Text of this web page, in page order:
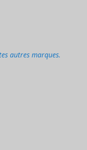
autres marques.